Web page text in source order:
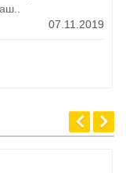
07.11.2019